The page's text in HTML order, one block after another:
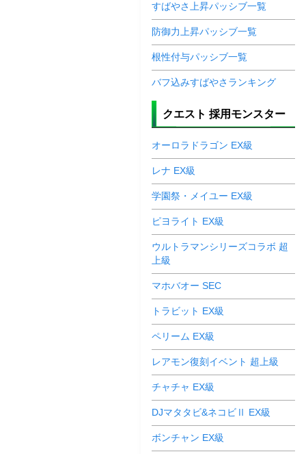
すばやさ上昇パッシブ一覧
防御力上昇パッシブ一覧
根性付与パッシブ一覧
バフ込みすばやさランキング
クエスト 採用モンスター
オーロラドラゴン EX級
レナ EX級
学園祭・メイユー EX級
ピヨライト EX級
ウルトラマンシリーズコラボ 超
上級
マホバオー SEC
トラビット EX級
ペリーム EX級
レアモン復刻イベント 超上級
チャチャ EX級
DJマタタビ&ネコビⅡ EX級
ボンチャン EX級